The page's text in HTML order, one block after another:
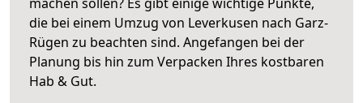
die bei einem Umzug von Leverkusen nach Garz-
Rügen zu beachten sind. Angefangen bei der
Planung bis hin zum Verpacken Ihres kostbaren
Hab & Gut.